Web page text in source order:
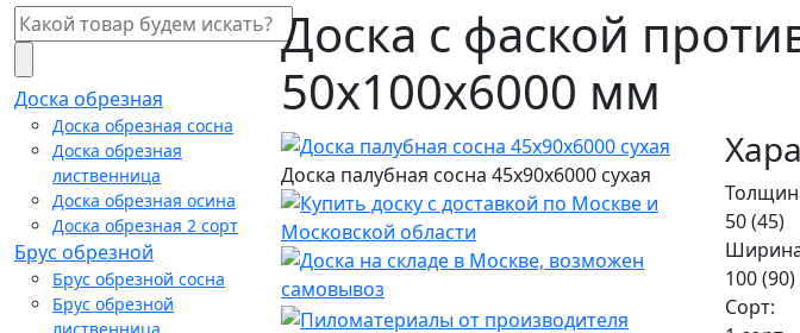
Доска с фаской
50х100х6000 мм
Доска палубная сосна 45х90х6000 сухая
50 (45)
100 (90)
Сорт:
Доска обрезная
Доска обрезная сосна
Доска обрезная
лиственница
Доска обрезная осина
Доска обрезная 2 сорт
Брус обрезной
Брус обрезной сосна
Брус обрезной